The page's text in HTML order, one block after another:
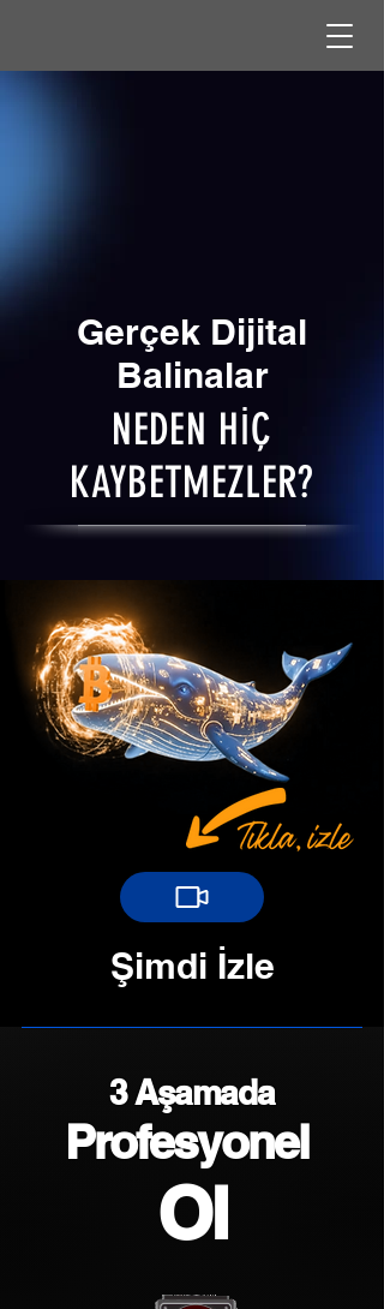
Gerçek Dijital
Balinalar
NEDEN HİÇ
KAYBETMEZLER?
Şimdi İzle
3 Aşamada
Profesyonel
Ol